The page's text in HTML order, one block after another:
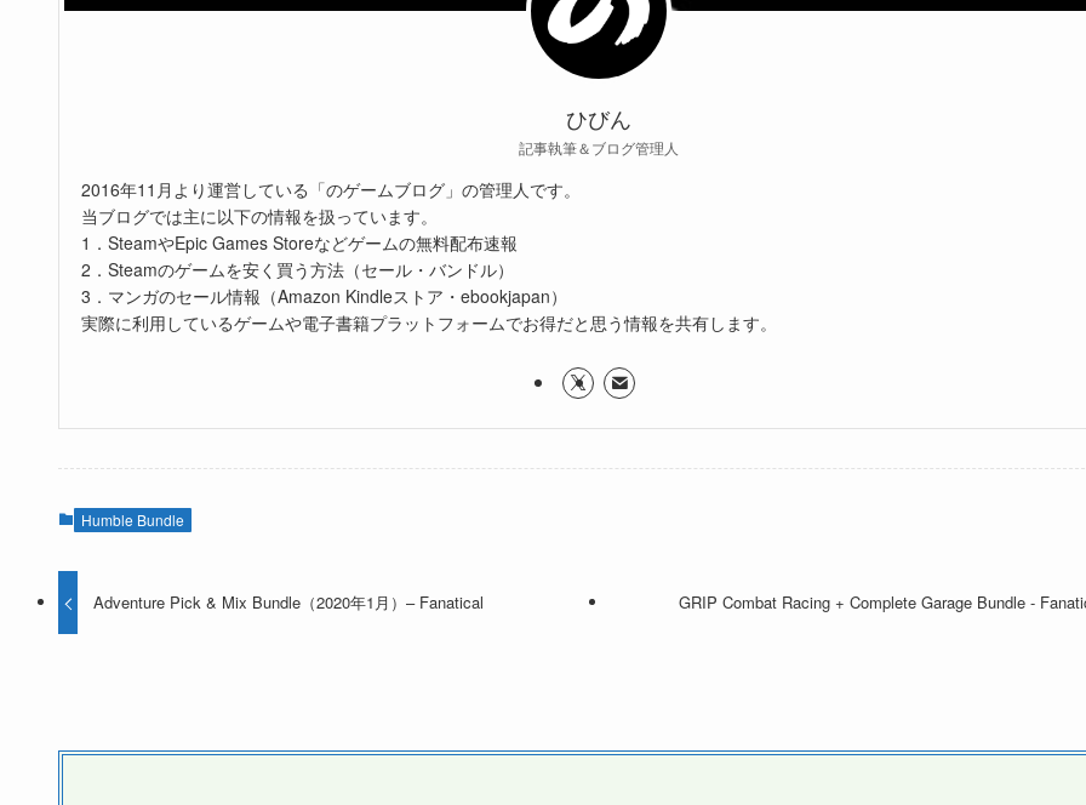
ひびん
記事執筆＆ブログ管理人
2016年11月より運営している「のゲームブログ」の管理人です。
当ブログでは主に以下の情報を扱っています。
1．SteamやEpic Games Storeなどゲームの無料配布速報
2．Steamのゲームを安く買う方法（セール・バンドル）
3．マンガのセール情報（Amazon Kindleストア・ebookjapan）
実際に利用しているゲームや電子書籍プラットフォームでお得だと思う情報を共有します。
Humble Bundle
Adventure Pick & Mix Bundle（2020年1月）– Fanatical GRIP Combat Racing + Complete Garage Bundle -